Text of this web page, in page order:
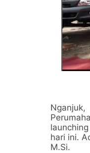
Nganjuk,
hari ini.
M.Si.